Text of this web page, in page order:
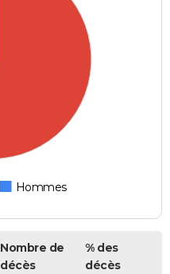
Hommes
Nombre de
décès
% des
décès